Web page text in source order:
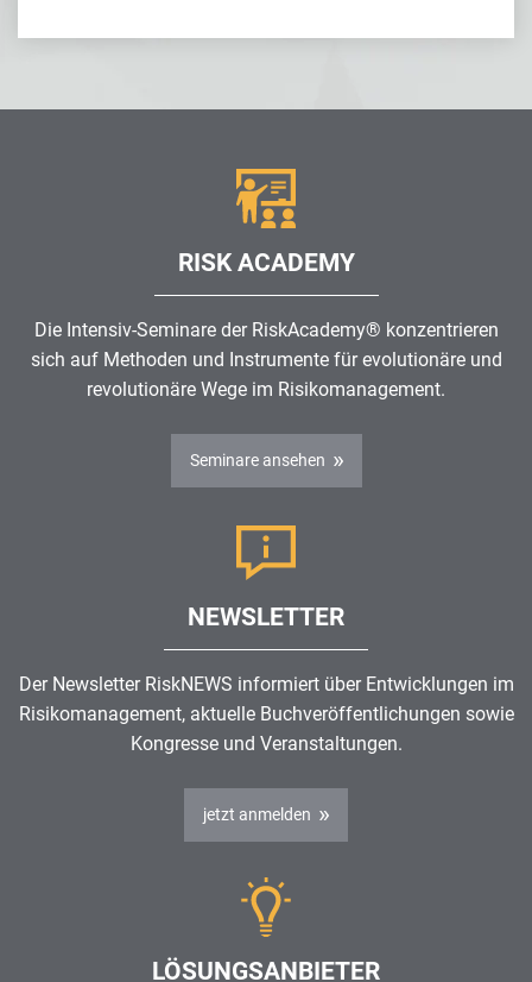
RISK ACADEMY
Die Intensiv-Seminare der RiskAcademy® konzentrieren
sich auf Methoden und Instrumente für evolutionäre und
revolutionäre Wege im Risikomanagement.
Seminare ansehen
NEWSLETTER
Der Newsletter RiskNEWS informiert über Entwicklungen im
Risikomanagement, aktuelle Buchveröffentlichungen sowie
Kongresse und Veranstaltungen.
jetzt anmelden
LÖSUNGSANBIETER